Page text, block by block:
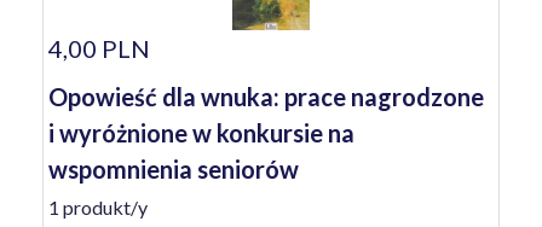
4,00 PLN
Opowieść dla wnuka: prace nagrodzone
i wyróżnione w konkursie na
wspomnienia seniorów
1 produkt/y